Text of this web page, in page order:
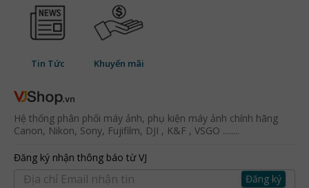
Tin Tức Khuyến mãi
Hệ thống phân phối máy ảnh, phụ kiện máy ảnh chính hãng
Canon, Nikon, Sony, Fujifilm, DJI , K&F , VSGO ........
Đăng ký nhận thông báo từ VJ
Đăng ký